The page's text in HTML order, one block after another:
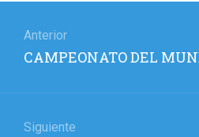
de
entradas
Anterior
Entrada
CAMPEONATO DEL
Siguiente